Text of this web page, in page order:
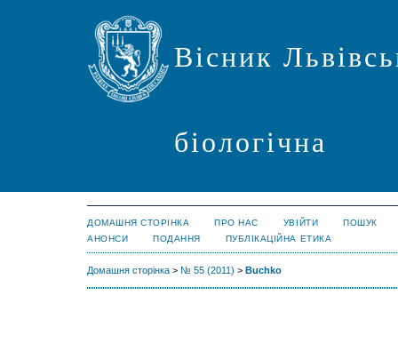
Вісник
біологічна
ДОМАШНЯ СТОРІНКА ПРО НАС УВІЙТИ
ПОШУК
АНОНСИ
ПОДАННЯ ПУБЛІКАЦІЙНА ЕТИКА
Домашня сторінка > № 55 (2011) > Buchko